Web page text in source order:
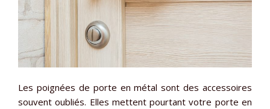
Les poignées de porte en métal sont des accessoires
souvent oubliés. Elles mettent pourtant votre porte en